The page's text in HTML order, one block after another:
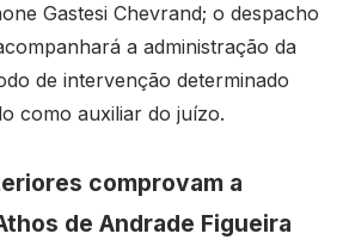
Gastesi Chevrand; o despacho
a administração da
de intervenção determinado
como auxiliar do juízo.
comprovam a
de Andrade Figueira